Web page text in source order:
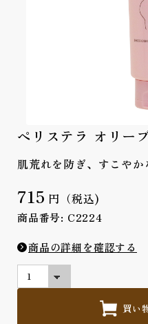
ペリステラ オリー
肌荒れを防ぎ、すこやか
715 円（税込)
商品番号: C2224
商品の詳細を確認する
買い